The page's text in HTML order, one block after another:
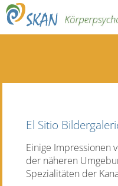
El Sitio
Einige Impressionen
der näheren
Spezialitäten der